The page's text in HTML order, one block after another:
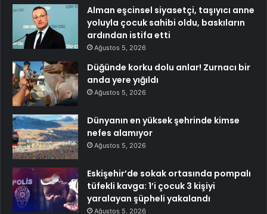
Alman eşcinsel siyasetçi, taşıyıcı anne
yoluyla çocuk sahibi oldu, baskıların
ardından istifa etti
Ağustos 5, 2026
Düğünde korku dolu anlar! Zurnacı bir
anda yere yığıldı
Ağustos 5, 2026
Dünyanın en yüksek şehrinde kimse
nefes alamıyor
Ağustos 5, 2026
Eskişehir’de sokak ortasında pompalı
tüfekli kavga: 1’i çocuk 3 kişiyi
yaralayan şüpheli yakalandı
Ağustos 5, 2026